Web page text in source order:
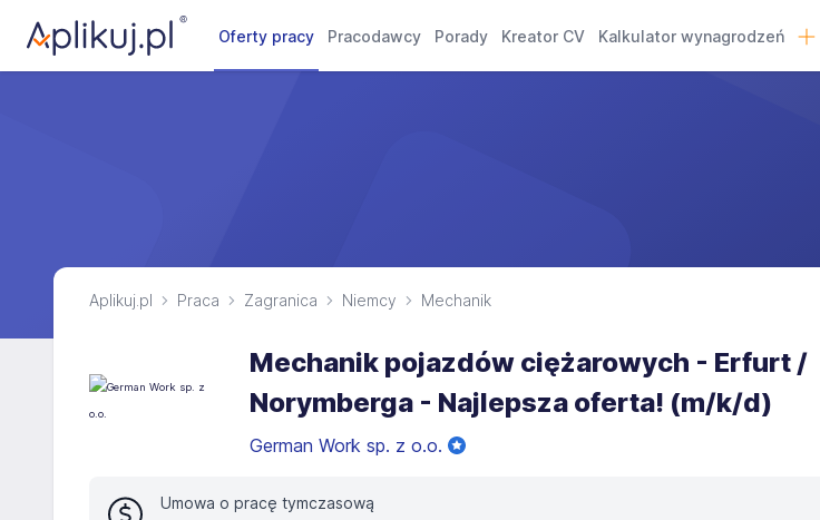
Oferty pracy Pracodawcy Porady Kreator CV Kalkulator wynagrodzeń
Aplikuj.pl Praca Zagranica Niemcy Mechanik
Mechanik pojazdów ciężarowych - Erfurt /
Norymberga - Najlepsza oferta! (m/k/d)
German Work sp. z o.o.
Umowa o pracę tymczasową